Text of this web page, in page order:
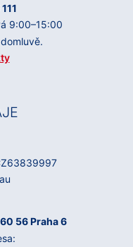
9:00–15:00
56 Praha 6